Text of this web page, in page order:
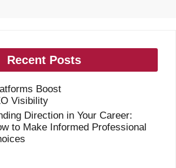
Recent Posts
Boost
Visibility
Direction in Your Career:
to Make Informed Professional